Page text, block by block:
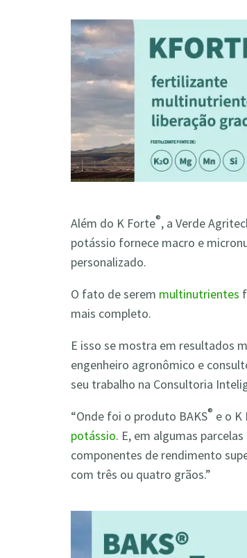
Além do K Forte®, a Verde
potássio fornece macro e
personalizado.
O fato de serem multinutrientes
mais completo.
E isso se mostra em resultados
engenheiro agronômico e
seu trabalho na Consultoria
“Onde foi o produto BAKS® e o K
potássio. E, em algumas
componentes de rendimento
com três ou quatro grãos.”